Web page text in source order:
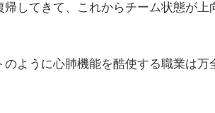
してきて、これからチーム状態が上
ように心肺機能を酷使する職業は万